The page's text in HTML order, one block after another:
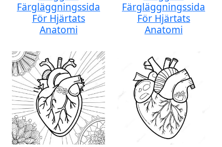
Färgläggningssida
För Hjärtats
Anatomi
Färgläggningssida
För Hjärtats
Anatomi